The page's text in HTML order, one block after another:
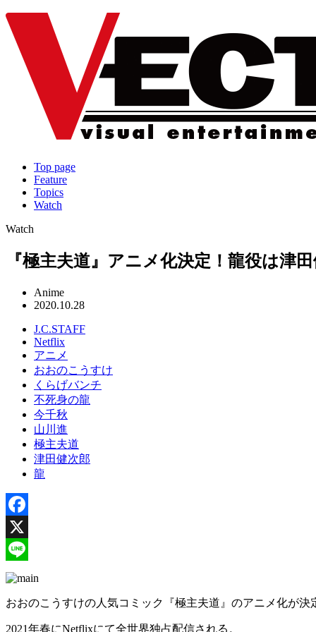
Top page
Feature
Topics
Watch
Watch
『極主夫道』アニメ化決定！龍役は津
Anime
2020.10.28
J.C.STAFF
Netflix
アニメ
おおのこうすけ
くらげバンチ
不死身の龍
今千秋
山川進
極主夫道
津田健次郎
龍
Facebook
X
Line
おおのこうすけの人気コミック『極主夫道』のアニメ化が決
2021年春にNetflixにて全世界独占配信される。